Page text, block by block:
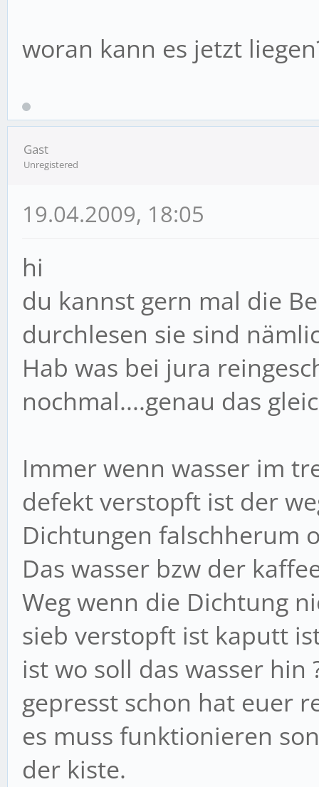
woran kann es jetzt
Gast
Unregistered
19.04.2009, 18:05
hi
du kannst gern mal die
durchlesen sie sind
Hab was bei jura
nochmal....genau das
Immer wenn wasser im
defekt verstopft ist der
Dichtungen falschherum
Das wasser bzw der
Weg wenn die Dichtung
sieb verstopft ist kaputt
ist wo soll das wasser
gepresst schon hat euer
es muss funktionieren
der kiste.